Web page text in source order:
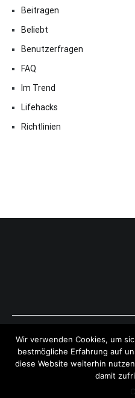
Beitragen
Beliebt
Benutzerfragen
FAQ
Im Trend
Lifehacks
Richtlinien
Copyright © 2026
Theme:Cenote by ThemeGrill.
Wir verwenden Cookies, um
bestmögliche Erfahrung auf
diese Website weiterhin
damit